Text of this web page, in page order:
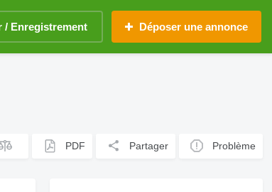
/ Enregistrement Déposer une annonce
PDF Partager Problème